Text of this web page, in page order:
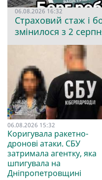
06.08.2026 16:32
Страховий стаж і
змінилося з 2
06.08.2026 15:32
Коригувала ракетно-
дронові атаки. СБУ
затримала агентку, яка
шпигувала на
Дніпропетровщині